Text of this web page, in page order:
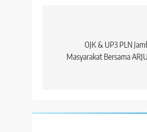
OJK & UP3 PLN
Masyarakat Bersama